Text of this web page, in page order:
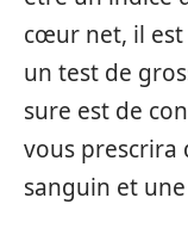
cœur net, il
un test de
sure est de
vous prescrira
sanguin et